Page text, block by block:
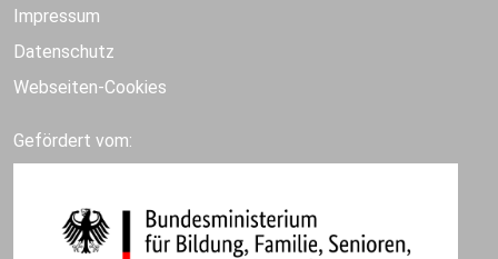
Impressum
Datenschutz
Webseiten-Cookies
Gefördert vom: